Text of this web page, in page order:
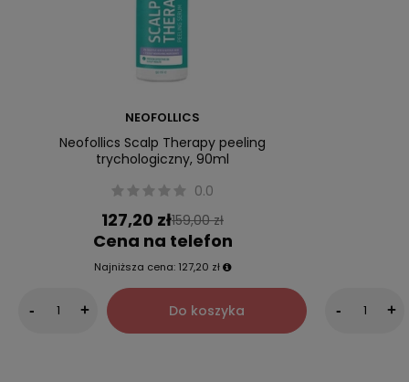
NEOFOLLICS
Neofollics Scalp Therapy peeling
trychologiczny, 90ml
0.0
127,20 zł159,00 zł
Cena na telefon
Najniższa cena: 127,20 zł
- + Do koszyka - +